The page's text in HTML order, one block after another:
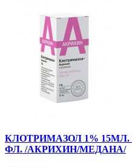
КЛОТРИМАЗОЛ 1%
ФЛ. /АКРИХИН/МЕДАНА/